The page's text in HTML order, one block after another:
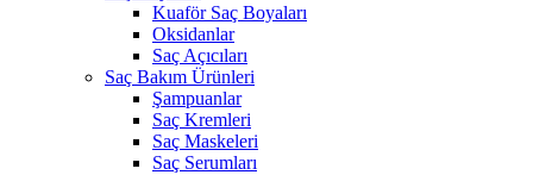
Kuaför Saç Boyaları
Oksidanlar
Saç Açıcıları
Saç Bakım Ürünleri
Şampuanlar
Saç Kremleri
Saç Maskeleri
Saç Serumları